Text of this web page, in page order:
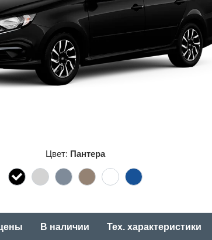
Цвет: Пантера
В наличии Тех. характеристики